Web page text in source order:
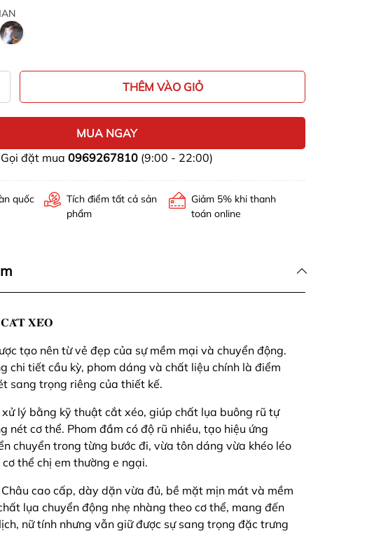
THÊM VÀO GIỎ
MUA NGAY
Gọi đặt mua 0969267810(9:00 - 22:00)
quốc
Tích điểm tất cả sản
phẩm
Giảm 5% khi thanh
toán online
𝐗𝐄́𝐎
tạo nên từ vẻ đẹp của sự mềm mại và chuyển động.
chi tiết cầu kỳ, phom dáng và chất liệu chính là điểm
sang trọng riêng của thiết kế.
lý bằng kỹ thuật cắt xéo, giúp chất lụa buông rũ tự
nét cơ thể. Phom đầm có độ rũ nhiều, tạo hiệu ứng
chuyển trong từng bước đi, vừa tôn dáng vừa khéo léo
thể chị em thường e ngại.
cao cấp, dày dặn vừa đủ, bề mặt mịn mát và mềm
lụa chuyển động nhẹ nhàng theo cơ thể, mang đến
nữ tính nhưng vẫn giữ được sự sang trọng đặc trưng